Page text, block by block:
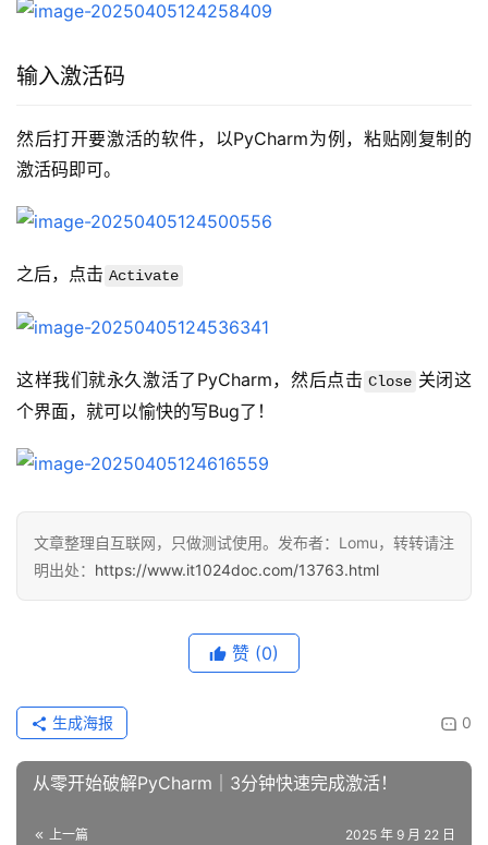
输入激活码
然后打开要激活的软件，以PyCharm为例，粘贴刚复制的
激活码即可。
之后，点击 Activate
这样我们就永久激活了PyCharm，然后点击 Close 关闭这
个界面，就可以愉快的写Bug了！
文章整理自互联网，只做测试使用。发布者：Lomu，转转请注
明出处： https://www.it1024doc.com/13763.html
赞 (0)
0
生成海报
从零开始破解PyCharm｜3分钟快速完成激活！
上一篇 2025 年 9 月 22 日